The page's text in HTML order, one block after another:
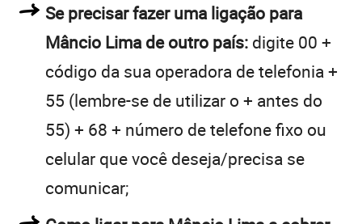
Se precisar fazer uma ligação para
Mâncio Lima de outro país: digite 00 +
código da sua operadora de telefonia +
55 (lembre-se de utilizar o + antes do
55) + 68 + número de telefone fixo ou
celular que você deseja/precisa se
comunicar;